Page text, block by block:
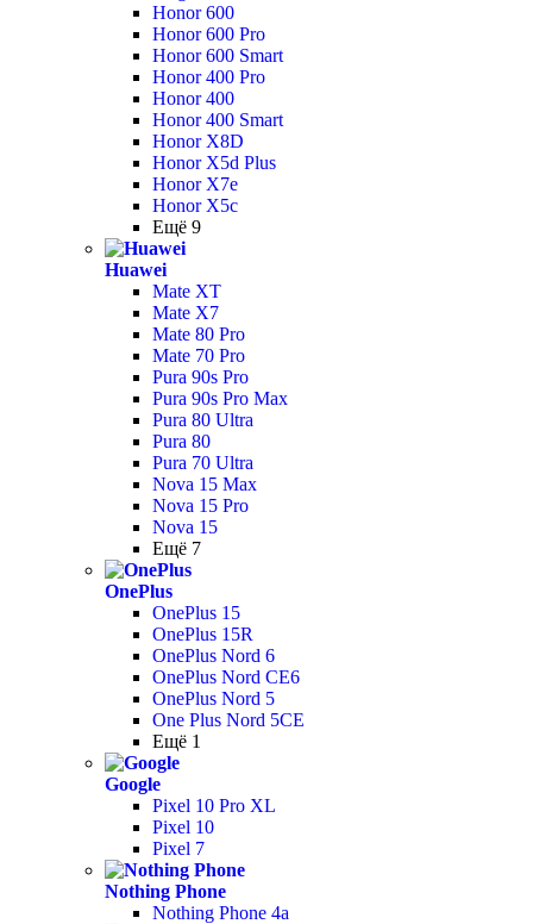
Honor 600
Honor 600 Pro
Honor 600 Smart
Honor 400 Pro
Honor 400
Honor 400 Smart
Honor X8D
Honor X5d Plus
Honor X7e
Honor X5c
Ещё 9
Huawei
Mate XT
Mate X7
Mate 80 Pro
Mate 70 Pro
Pura 90s Pro
Pura 90s Pro Max
Pura 80 Ultra
Pura 80
Pura 70 Ultra
Nova 15 Max
Nova 15 Pro
Nova 15
Ещё 7
OnePlus
OnePlus 15
OnePlus 15R
OnePlus Nord 6
OnePlus Nord CE6
OnePlus Nord 5
One Plus Nord 5CE
Ещё 1
Google
Pixel 10 Pro XL
Pixel 10
Pixel 7
Nothing Phone
Nothing Phone 4a